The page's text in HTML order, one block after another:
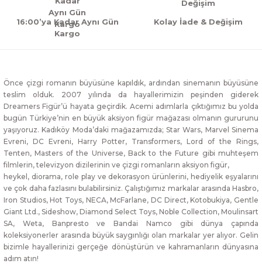
16:00’ya Kadar Aynı Gün
Kargo
Kolay İade & Değişim
Önce çizgi romanın büyüsüne kapıldık, ardından sinemanın büyüsüne
teslim olduk. 2007 yılında da hayallerimizin peşinden giderek
Dreamers Figür’ü hayata geçirdik. Acemi adımlarla çıktığımız bu yolda
bugün Türkiye’nin en büyük aksiyon figür mağazası olmanın gururunu
yaşıyoruz. Kadıköy Moda’daki mağazamızda; Star Wars, Marvel Sinema
Evreni, DC Evreni, Harry Potter, Transformers, Lord of the Rings,
Tenten, Masters of the Universe, Back to the Future gibi muhteşem
filmlerin, televizyon dizilerinin ve çizgi romanların aksiyon figür,
heykel, diorama, role play ve dekorasyon ürünlerini, hediyelik eşyalarını
ve çok daha fazlasını bulabilirsiniz. Çalıştığımız markalar arasında Hasbro,
Iron Studios, Hot Toys, NECA, McFarlane, DC Direct, Kotobukiya, Gentle
Giant Ltd., Sideshow, Diamond Select Toys, Noble Collection, Moulinsart
SA, Weta, Banpresto ve Bandai Namco gibi dünya çapında
koleksiyonerler arasında büyük saygınlığı olan markalar yer alıyor. Gelin
bizimle hayallerinizi gerçeğe dönüştürün ve kahramanların dünyasına
adım atın!